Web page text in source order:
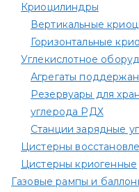
Криоцилиндры
Вертикальные
Горизонтальные
Углекислотное
Агрегаты
Резервуары для
углерода РДХ
Станции зарядные
Цистерны
Цистерны криогенные
Газовые рампы и